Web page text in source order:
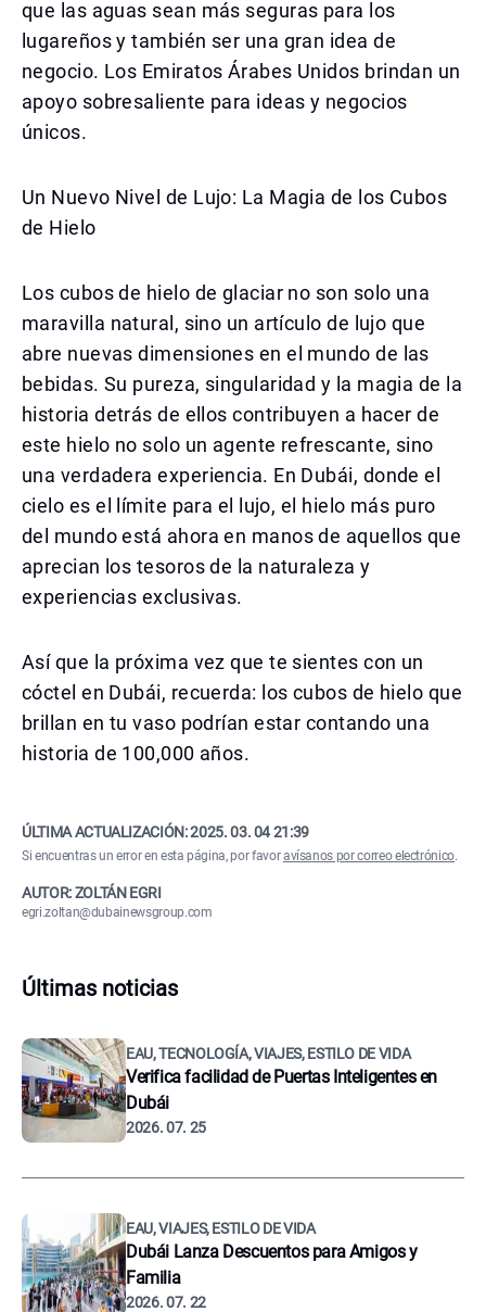
que las aguas sean más seguras para los
lugareños y también ser una gran idea de
negocio. Los Emiratos Árabes Unidos brindan un
apoyo sobresaliente para ideas y negocios
únicos.
Un Nuevo Nivel de Lujo: La Magia de los Cubos
de Hielo
Los cubos de hielo de glaciar no son solo una
maravilla natural, sino un artículo de lujo que
abre nuevas dimensiones en el mundo de las
bebidas. Su pureza, singularidad y la magia de la
historia detrás de ellos contribuyen a hacer de
este hielo no solo un agente refrescante, sino
una verdadera experiencia. En Dubái, donde el
cielo es el límite para el lujo, el hielo más puro
del mundo está ahora en manos de aquellos que
aprecian los tesoros de la naturaleza y
experiencias exclusivas.
Así que la próxima vez que te sientes con un
cóctel en Dubái, recuerda: los cubos de hielo que
brillan en tu vaso podrían estar contando una
historia de 100,000 años.
ÚLTIMA ACTUALIZACIÓN:2025. 03. 04 21:39
Si encuentras un error en esta página, por favoravísanos por correo electrónico.
AUTOR: ZOLTÁN EGRI
egri.zoltan@dubainewsgroup.com
Últimas noticias
EAU, TECNOLOGÍA, VIAJES, ESTILO DE VIDA
Verifica facilidad de Puertas Inteligentes en
Dubái
2026. 07. 25
EAU, VIAJES, ESTILO DE VIDA
Dubái Lanza Descuentos para Amigos y
Familia
2026. 07. 22